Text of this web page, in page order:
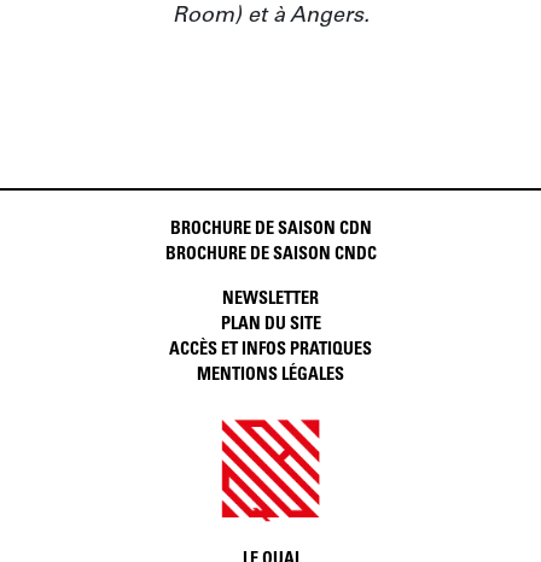
Room) et à Angers.
BROCHURE DE SAISON CDN
BROCHURE DE SAISON CNDC
NEWSLETTER
PLAN DU SITE
ACCÈS ET INFOS PRATIQUES
MENTIONS LÉGALES